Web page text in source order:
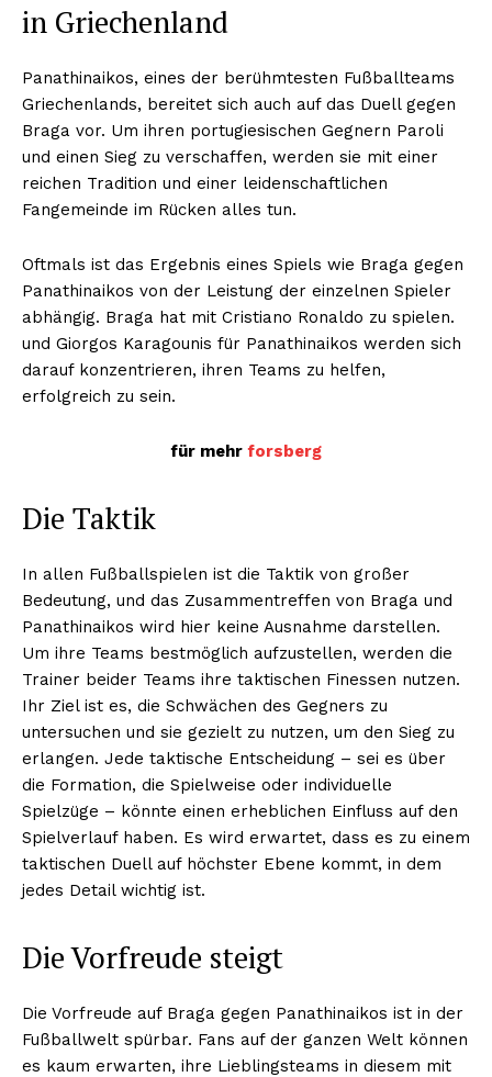
in Griechenland
Panathinaikos, eines der berühmtesten Fußballteams
Griechenlands, bereitet sich auch auf das Duell gegen
Braga vor. Um ihren portugiesischen Gegnern Paroli
und einen Sieg zu verschaffen, werden sie mit einer
reichen Tradition und einer leidenschaftlichen
Fangemeinde im Rücken alles tun.
Oftmals ist das Ergebnis eines Spiels wie Braga gegen
Panathinaikos von der Leistung der einzelnen Spieler
abhängig. Braga hat mit Cristiano Ronaldo zu spielen.
und Giorgos Karagounis für Panathinaikos werden sich
darauf konzentrieren, ihren Teams zu helfen,
erfolgreich zu sein.
für mehr forsberg
Die Taktik
In allen Fußballspielen ist die Taktik von großer
Bedeutung, und das Zusammentreffen von Braga und
Panathinaikos wird hier keine Ausnahme darstellen.
Um ihre Teams bestmöglich aufzustellen, werden die
Trainer beider Teams ihre taktischen Finessen nutzen.
Ihr Ziel ist es, die Schwächen des Gegners zu
untersuchen und sie gezielt zu nutzen, um den Sieg zu
erlangen. Jede taktische Entscheidung – sei es über
die Formation, die Spielweise oder individuelle
Spielzüge – könnte einen erheblichen Einfluss auf den
Spielverlauf haben. Es wird erwartet, dass es zu einem
taktischen Duell auf höchster Ebene kommt, in dem
jedes Detail wichtig ist.
Die Vorfreude steigt
Die Vorfreude auf Braga gegen Panathinaikos ist in der
Fußballwelt spürbar. Fans auf der ganzen Welt können
es kaum erwarten, ihre Lieblingsteams in diesem mit